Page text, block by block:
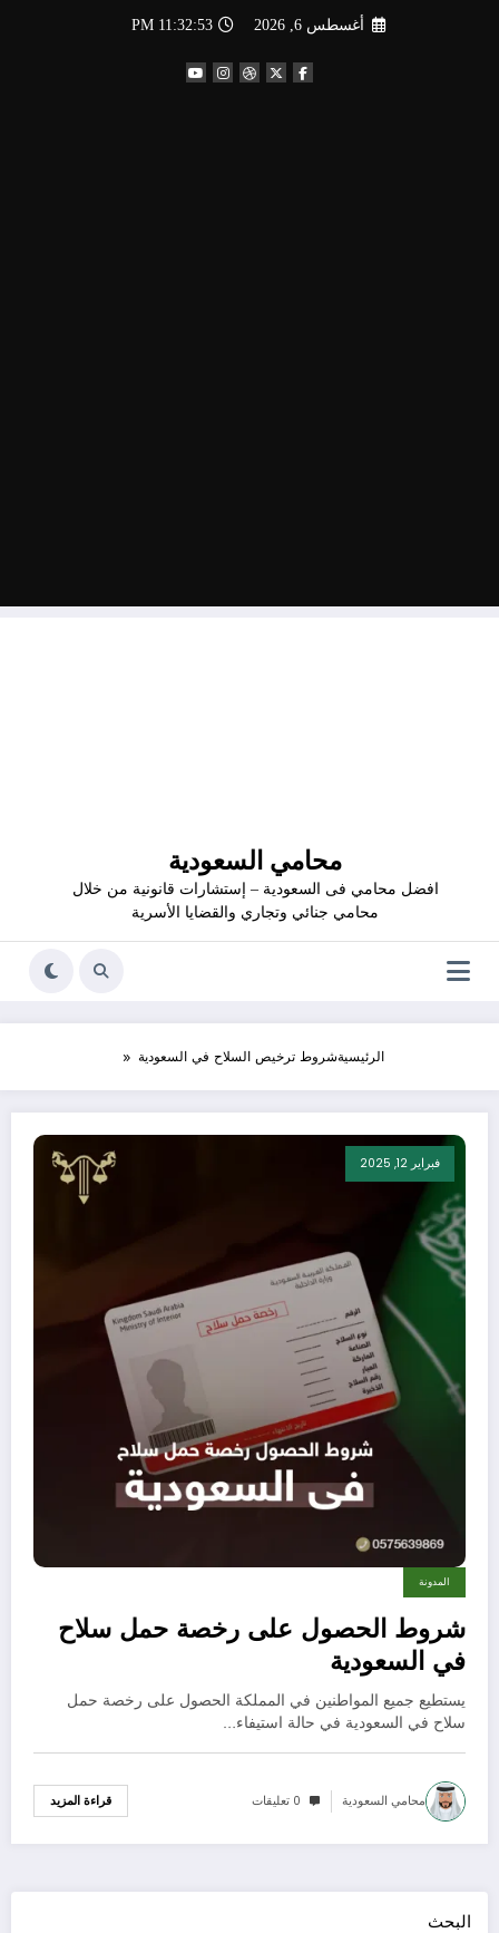
أغسطس 6, 2026 11:32:54 PM
محامي السعودية
افضل محامي فى السعودية – إستشارات قانونية من خلال
محامي جنائي وتجاري والقضايا الأسرية
الرئيسيةشروط ترخيص السلاح في السعودية
فبراير 12, 2025
المدونة
شروط الحصول على رخصة حمل سلاح
في السعودية
يستطيع جميع المواطنين في المملكة الحصول على رخصة حمل
سلاح في السعودية في حالة استيفاء…
محامي السعودية 0 تعليقات قراءة المزيد
البحث